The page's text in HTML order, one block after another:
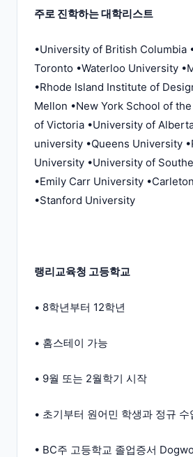
주로 진학하는 대학리스트
•University of British Columbia
Toronto •Waterloo University
•Rhode Island Institute of
Mellon •New York School of
of Victoria •University of
university •Queens University
University •University of
•Emily Carr University
•Stanford University
랭리교육청 고등학교
• 8학년부터 12학년
• 홈스테이 가능
• 9월 또는 2월학기 시작
• 초기부터 원어민 학생과 정규 수
• BC주 고등학교 졸업증서